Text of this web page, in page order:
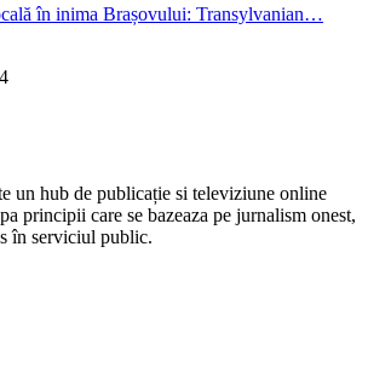
în inima Brașovului: Transylvanian…
un hub de publicație si televiziune online
principii care se bazeaza pe jurnalism onest,
în serviciul public.